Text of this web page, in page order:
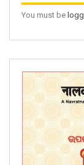
You must be